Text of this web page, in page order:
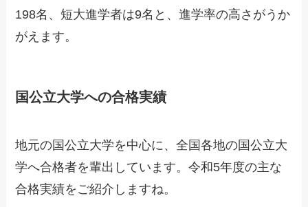
198名、短大進学者は9名と、進学率の高さがうか
がえます。
国公立大学への合格実績
地元の国公立大学を中心に、全国各地の国公立大
学へ合格者を輩出しています。令和5年度の主な
合格実績をご紹介しますね。